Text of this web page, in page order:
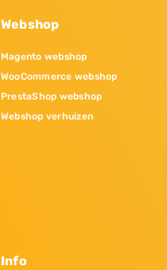
Webshop
Magento webshop
WooCommerce webshop
PrestaShop webshop
Webshop verhuizen
Info